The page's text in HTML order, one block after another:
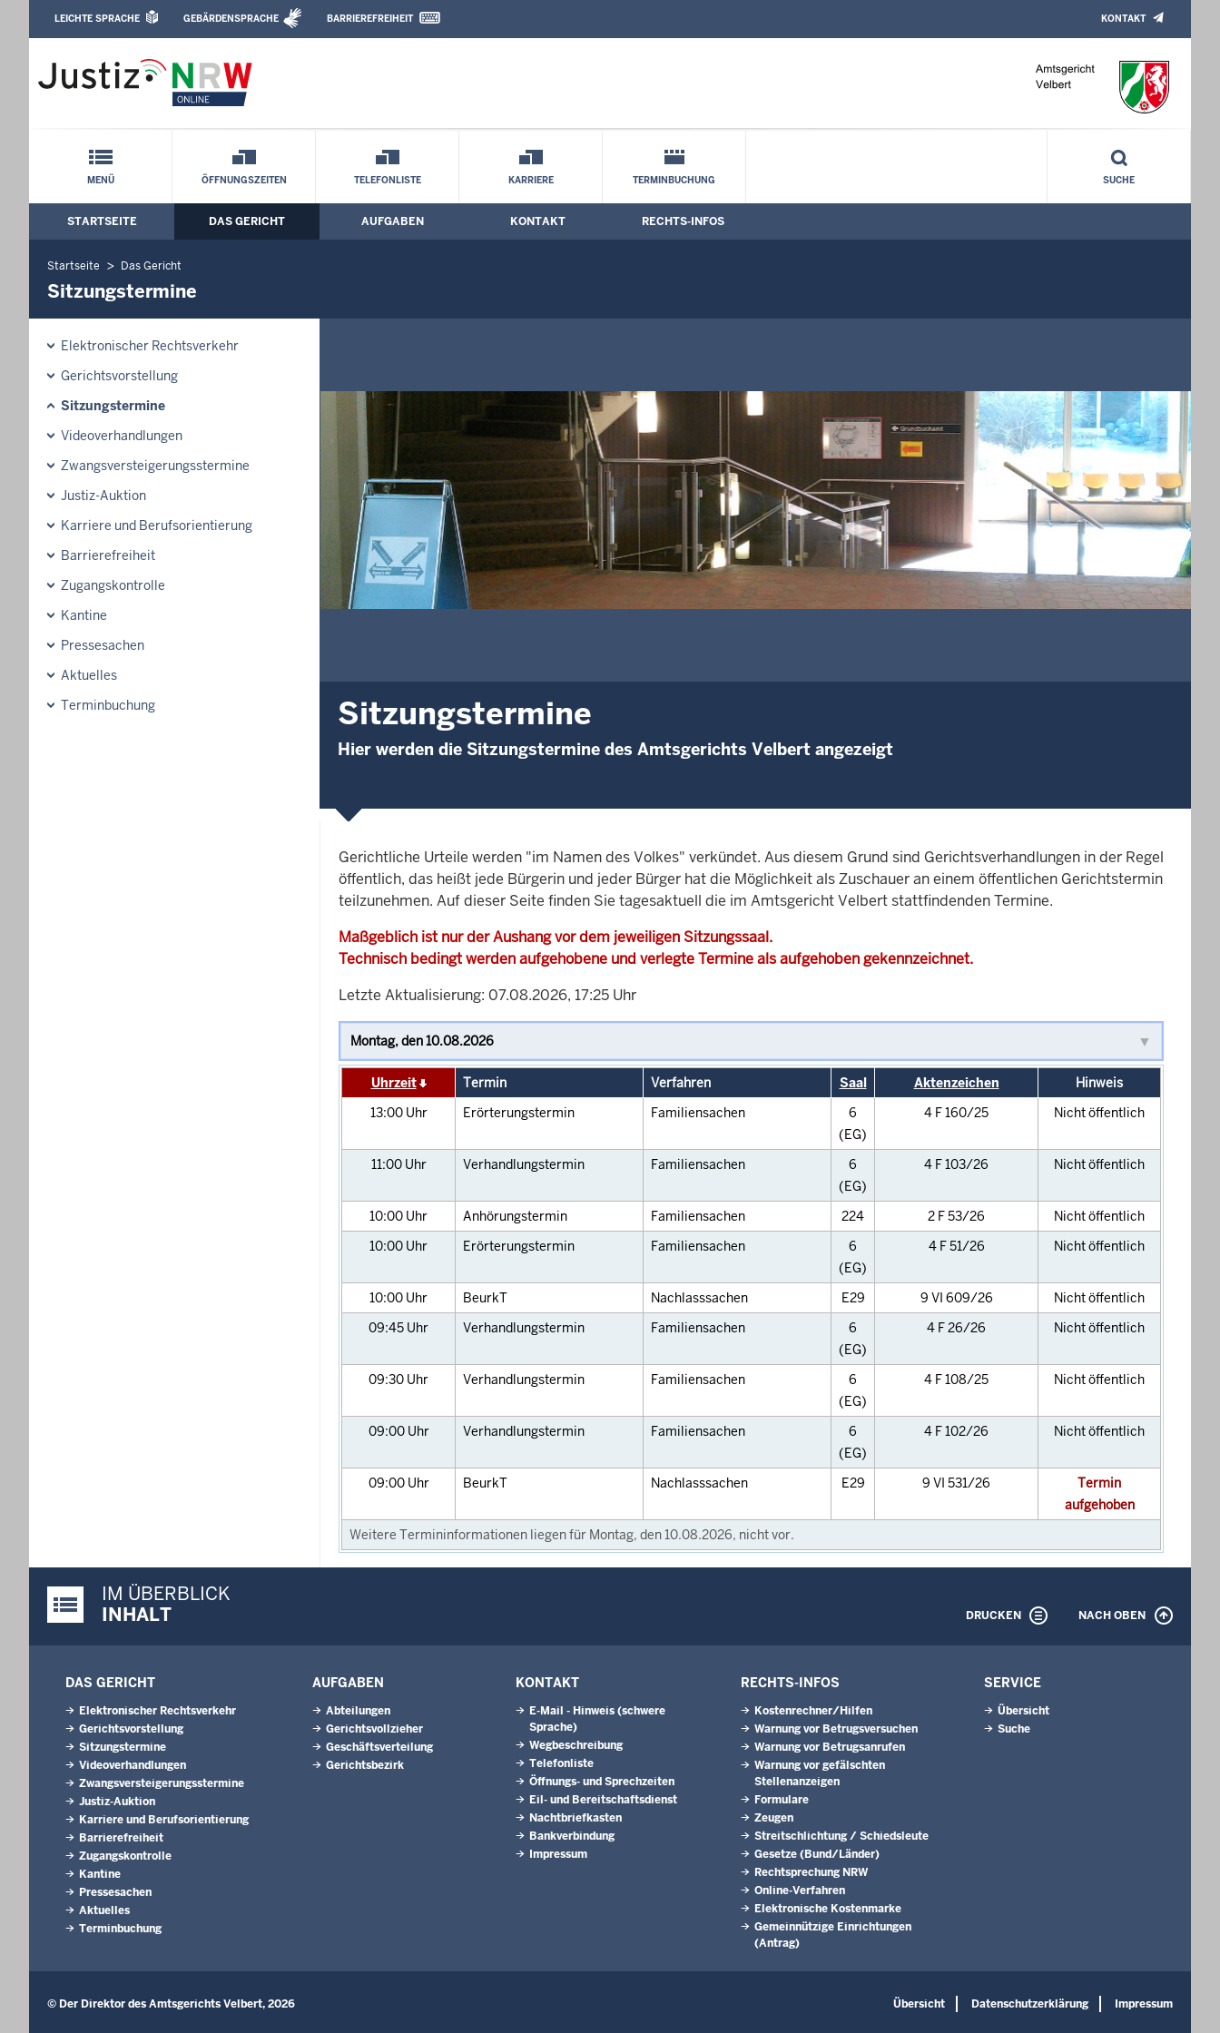
Amtsgericht Velbert: Sitzungstermine
Leichte Sprache, Gebärdensprachenvideo und Kontaktformular
LEICHTE SPRACHE GEBÄRDENSPRACHE BARRIEREFREIHEIT KONTAKT
Schnellnavigation mit Volltext-Suche
MENÜ ÖFFNUNGSZEITEN TELEFONLISTE KARRIERE TERMINBUCHUNG SUCHE
Hauptmenü: Hauptnavigation
STARTSEITE DAS GERICHT AUFGABEN KONTAKT RECHTS-INFOS
Startseite Das Gericht
Sitzungstermine
Elektronischer Rechtsverkehr
Gerichtsvorstellung
Sitzungstermine
Videoverhandlungen
Zwangsversteigerungsstermine
Justiz-Auktion
Karriere und Berufsorientierung
Barrierefreiheit
Zugangskontrolle
Kantine
Pressesachen
Aktuelles
Terminbuchung
Sitzungstermine
Hier werden die Sitzungstermine des Amtsgerichts Velbert angezeigt
Gerichtliche Urteile werden "im Namen des Volkes" verkündet. Aus diesem Grund sind Gerichtsverhandlungen in der Regel
öffentlich, das heißt jede Bürgerin und jeder Bürger hat die Möglichkeit als Zuschauer an einem öffentlichen Gerichtstermin
teilzunehmen. Auf dieser Seite finden Sie tagesaktuell die im Amtsgericht Velbert stattfindenden Termine.
Maßgeblich ist nur der Aushang vor dem jeweiligen Sitzungssaal.
Technisch bedingt werden aufgehobene und verlegte Termine als aufgehoben gekennzeichnet.
Letzte Aktualisierung: 07.08.2026, 17:25 Uhr
Uhrzeit Termin Verfahren Saal Aktenzeichen
Hinweis
13:00 Uhr Erörterungstermin Familiensachen
6
(EG)
4 F 160/25 Nicht öffentlich
11:00 Uhr Verhandlungstermin Familiensachen
6
(EG)
4 F 103/26 Nicht öffentlich
10:00 Uhr Anhörungstermin Familiensachen 224 2 F 53/26
Nicht öffentlich
10:00 Uhr Erörterungstermin Familiensachen
6
(EG)
4 F 51/26 Nicht öffentlich
10:00 Uhr BeurkT Nachlasssachen E29 9 VI 609/26
Nicht öffentlich
09:45 Uhr Verhandlungstermin Familiensachen
6
(EG)
4 F 26/26 Nicht öffentlich
09:30 Uhr Verhandlungstermin Familiensachen
6
(EG)
4 F 108/25 Nicht öffentlich
09:00 Uhr Verhandlungstermin Familiensachen
6
(EG)
4 F 102/26 Nicht öffentlich
09:00 Uhr BeurkT Nachlasssachen E29 9 VI 531/26
Termin
aufgehoben
Weitere Termininformationen liegen für Montag, den 10.08.2026, nicht vor.
Justiz-Portal im Überblick:
IM ÜBERBLICK
INHALT
DRUCKEN NACH OBEN
DAS GERICHT
Elektronischer Rechtsverkehr
Gerichtsvorstellung
Sitzungstermine
Videoverhandlungen
Zwangsversteigerungsstermine
Justiz-Auktion
Karriere und Berufsorientierung
Barrierefreiheit
Zugangskontrolle
Kantine
Pressesachen
Aktuelles
Terminbuchung
AUFGABEN
Abteilungen
Gerichtsvollzieher
Geschäftsverteilung
Gerichtsbezirk
KONTAKT
E-Mail - Hinweis (schwere
Sprache)
Wegbeschreibung
Telefonliste
Öffnungs- und Sprechzeiten
Eil- und Bereitschaftsdienst
Nachtbriefkasten
Bankverbindung
Impressum
RECHTS-INFOS
Kostenrechner/Hilfen
Warnung vor Betrugsversuchen
Warnung vor Betrugsanrufen
Warnung vor gefälschten
Stellenanzeigen
Formulare
Zeugen
Streitschlichtung / Schiedsleute
Gesetze (Bund/Länder)
Rechtsprechung NRW
Online-Verfahren
Elektronische Kostenmarke
Gemeinnützige Einrichtungen
(Antrag)
SERVICE
Übersicht
Suche
Übersicht Datenschutzerklärung Impressum
© Der Direktor des Amtsgerichts Velbert, 2026